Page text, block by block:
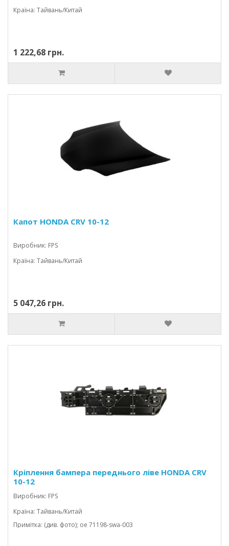
Країна: Тайвань/Китай
1 222,68 грн.
Капот HONDA CRV 10-12
Виробник: FPS
Країна: Тайвань/Китай
5 047,26 грн.
Кріплення бампера переднього ліве HONDA CRV
10-12
Виробник: FPS
Країна: Тайвань/Китай
Примітка: (див. фото); oe 71198-swa-003